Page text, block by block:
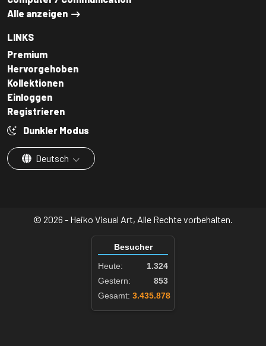
Alle anzeigen
LINKS
Premium
Hervorgehoben
Kollektionen
Einloggen
Registrieren
Dunkler Modus
Deutsch
© 2026 - Heiko Visual Art, Alle Rechte vorbehalten.
Besucher
Heute:
1.324
Gestern:
853
Gesamt: 3.435.878